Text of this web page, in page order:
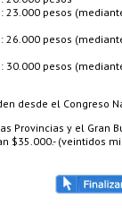
23.000 pesos
26.000 pesos
30.000 pesos
desde el Congreso
Provincias y el Gran
$35.000.- (veintidos